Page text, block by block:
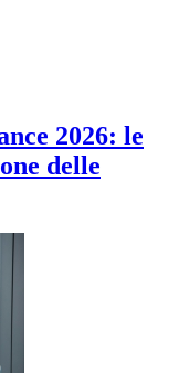
2026: le
delle